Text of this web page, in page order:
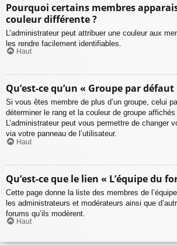
Pourquoi certains membres
couleur différente ?
L’administrateur peut attribuer une couleur aux
les rendre facilement identifiables.
Haut
Qu’est-ce qu’un « Groupe par défaut
Si vous êtes membre de plus d’un groupe, celui
déterminer le rang et la couleur de groupe
L’administrateur peut vous permettre de changer
via votre panneau de l’utilisateur.
Haut
Qu’est-ce que le lien « L’équipe du
Cette page donne la liste des membres de
les administrateurs et modérateurs ainsi que
forums qu’ils modèrent.
Haut